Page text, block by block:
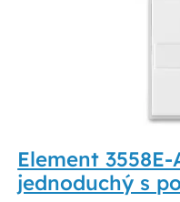
Element
jednoduchý s